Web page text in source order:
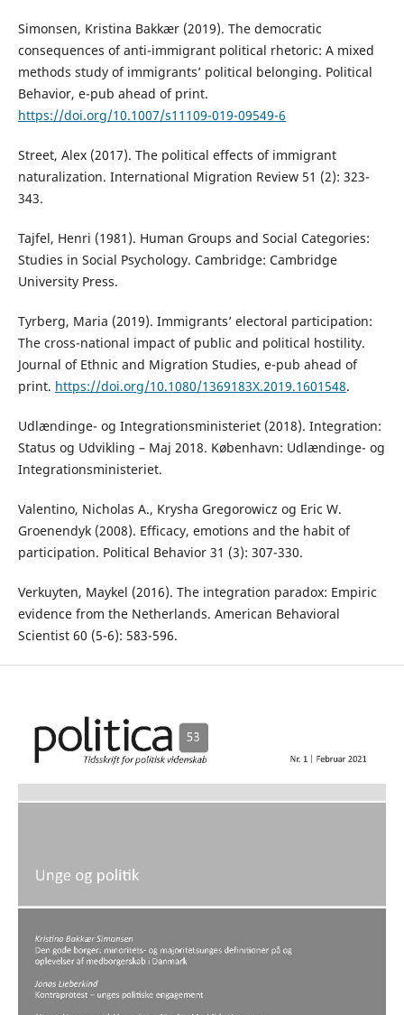
Simonsen, Kristina Bakkær (2019). The democratic
consequences of anti-immigrant political rhetoric: A mixed
methods study of immigrants’ political belonging. Political
Behavior, e-pub ahead of print.
https://doi.org/10.1007/s11109-019-09549-6
Street, Alex (2017). The political effects of immigrant
naturalization. International Migration Review 51 (2): 323-
343.
Tajfel, Henri (1981). Human Groups and Social Categories:
Studies in Social Psychology. Cambridge: Cambridge
University Press.
Tyrberg, Maria (2019). Immigrants’ electoral participation:
The cross-national impact of public and political hostility.
Journal of Ethnic and Migration Studies, e-pub ahead of
print. https://doi.org/10.1080/1369183X.2019.1601548.
Udlændinge- og Integrationsministeriet (2018). Integration:
Status og Udvikling – Maj 2018. København: Udlændinge- og
Integrationsministeriet.
Valentino, Nicholas A., Krysha Gregorowicz og Eric W.
Groenendyk (2008). Efficacy, emotions and the habit of
participation. Political Behavior 31 (3): 307-330.
Verkuyten, Maykel (2016). The integration paradox: Empiric
evidence from the Netherlands. American Behavioral
Scientist 60 (5-6): 583-596.